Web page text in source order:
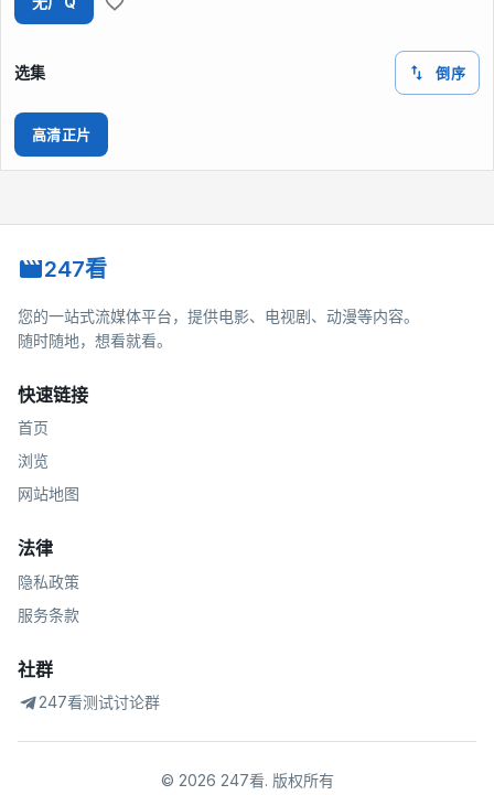
选集 倒序
高清正片
247看
您的一站式流媒体平台，提供电影、电视剧、动漫等内容。
随时随地，想看就看。
快速链接
首页
浏览
网站地图
法律
隐私政策
服务条款
社群
247看测试讨论群
© 2026 247看. 版权所有